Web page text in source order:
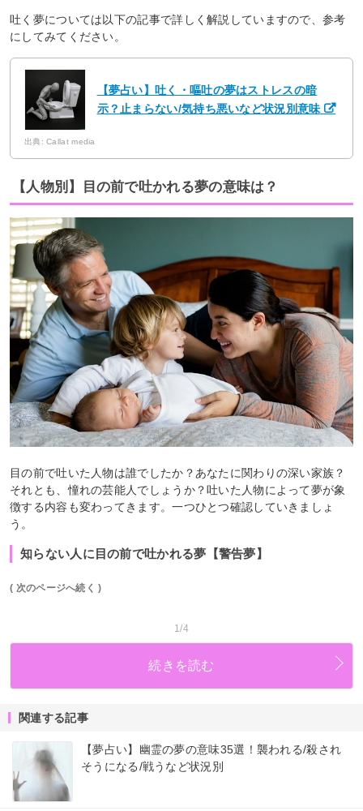
吐く夢については以下の記事で詳しく解説していますので、参考
にしてみてください。
【夢占い】吐く・嘔吐の夢はストレスの暗
示？止まらない/気持ち悪いなど状況別意味
出典: Callat media
【人物別】目の前で吐かれる夢の意味は？
目の前で吐いた人物は誰でしたか？あなたに関わりの深い家族？
それとも、憧れの芸能人でしょうか？吐いた人物によって夢が象
徴する内容も変わってきます。一つひとつ確認していきましょ
う。
知らない人に目の前で吐かれる夢【警告夢】
( 次のページへ続く )
1/4
続きを読む
関連する記事
【夢占い】幽霊の夢の意味35選！襲われる/殺され
そうになる/戦うなど状況別